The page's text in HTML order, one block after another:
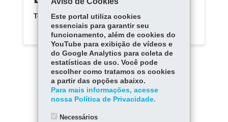
Telefone:(44) 36721600
Carregar mais
Este portal utiliza cookies
essenciais para garantir seu
funcionamento, além de cookies do
YouTube para exibição de vídeos e
do Google Analytics para coleta de
estatísticas de uso. Você pode
escolher como tratamos os cookies
a partir das opções abaixo.
Para mais informações, acesse
nossa Política de Privacidade.
Necessários